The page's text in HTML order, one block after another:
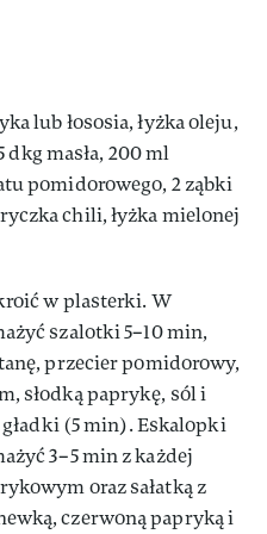
lub łososia, łyżka oleju,
dkg masła, 200 ml
pomidorowego, 2 ząbki
chili, łyżka mielonej
w plasterki. W
szalotki 5–10 min,
przecier pomidorowy,
słodką paprykę, sól i
(5 min). Eskalopki
3–5 min z każdej
oraz sałatką z
czerwoną papryką i